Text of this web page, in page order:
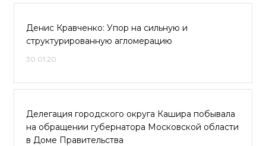
Денис Кравченко: Упор на сильную и
структурированную агломерацию
30.01.20
Делегация городского округа Кашира побывала
на обращении губернатора Московской области
в Доме Правительства